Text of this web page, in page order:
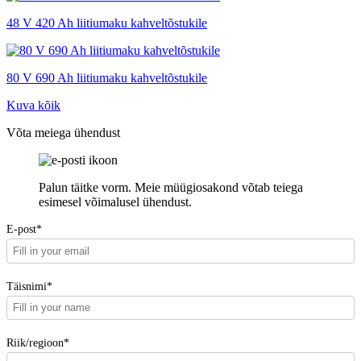
48 V 420 Ah liitiumaku kahveltõstukile
80 V 690 Ah liitiumaku kahveltõstukile
Kuva kõik
Võta meiega ühendust
Palun täitke vorm. Meie müügiosakond võtab teiega
esimesel võimalusel ühendust.
E-post*
Täisnimi*
Riik/regioon*